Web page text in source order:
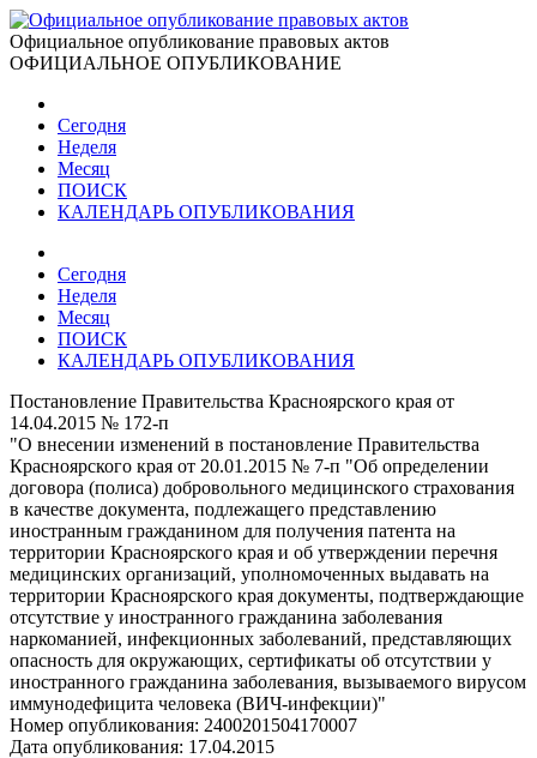
Официальное опубликование правовых актов
ОФИЦИАЛЬНОЕ ОПУБЛИКОВАНИЕ
Сегодня
Неделя
Месяц
ПОИСК
КАЛЕНДАРЬ ОПУБЛИКОВАНИЯ
Сегодня
Неделя
Месяц
ПОИСК
КАЛЕНДАРЬ ОПУБЛИКОВАНИЯ
Постановление Правительства Красноярского края от
14.04.2015 № 172-п
"О внесении изменений в постановление Правительства
Красноярского края от 20.01.2015 № 7-п "Об определении
договора (полиса) добровольного медицинского страхования
в качестве документа, подлежащего представлению
иностранным гражданином для получения патента на
территории Красноярского края и об утверждении перечня
медицинских организаций, уполномоченных выдавать на
территории Красноярского края документы, подтверждающие
отсутствие у иностранного гражданина заболевания
наркоманией, инфекционных заболеваний, представляющих
опасность для окружающих, сертификаты об отсутствии у
иностранного гражданина заболевания, вызываемого вирусом
иммунодефицита человека (ВИЧ-инфекции)"
Номер опубликования: 2400201504170007
Дата опубликования: 17.04.2015